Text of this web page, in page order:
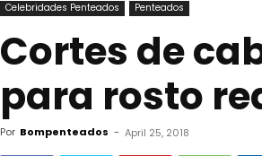
Celebridades Penteados Penteados
Cortes de
para rosto
Por Bompenteados - April 25, 2018